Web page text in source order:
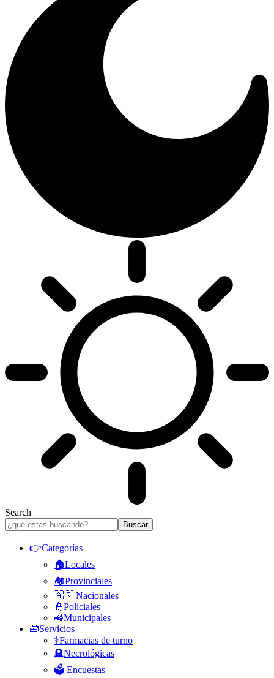
Search
👉Categorías
🏠Locales
🏘️Provinciales
🇦🇷 Nacionales
👮Policiales
🚜Municipales
🧰Servicios
⚕️Farmacias de turno
🪦Necrológicas
🗳️ Encuestas